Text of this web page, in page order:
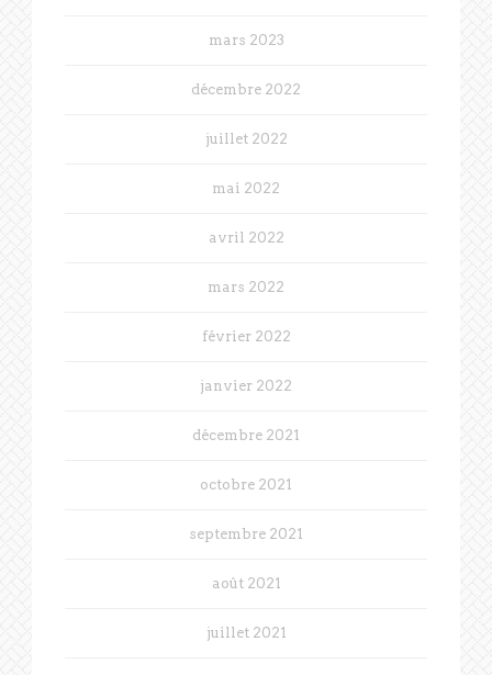
mars 2023
décembre 2022
juillet 2022
mai 2022
avril 2022
mars 2022
février 2022
janvier 2022
décembre 2021
octobre 2021
septembre 2021
août 2021
juillet 2021